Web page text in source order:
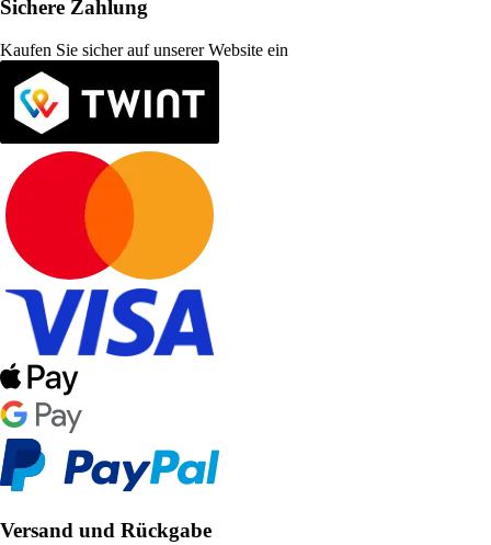
Sichere Zahlung
Kaufen Sie sicher auf unserer Website ein
Versand und Rückgabe